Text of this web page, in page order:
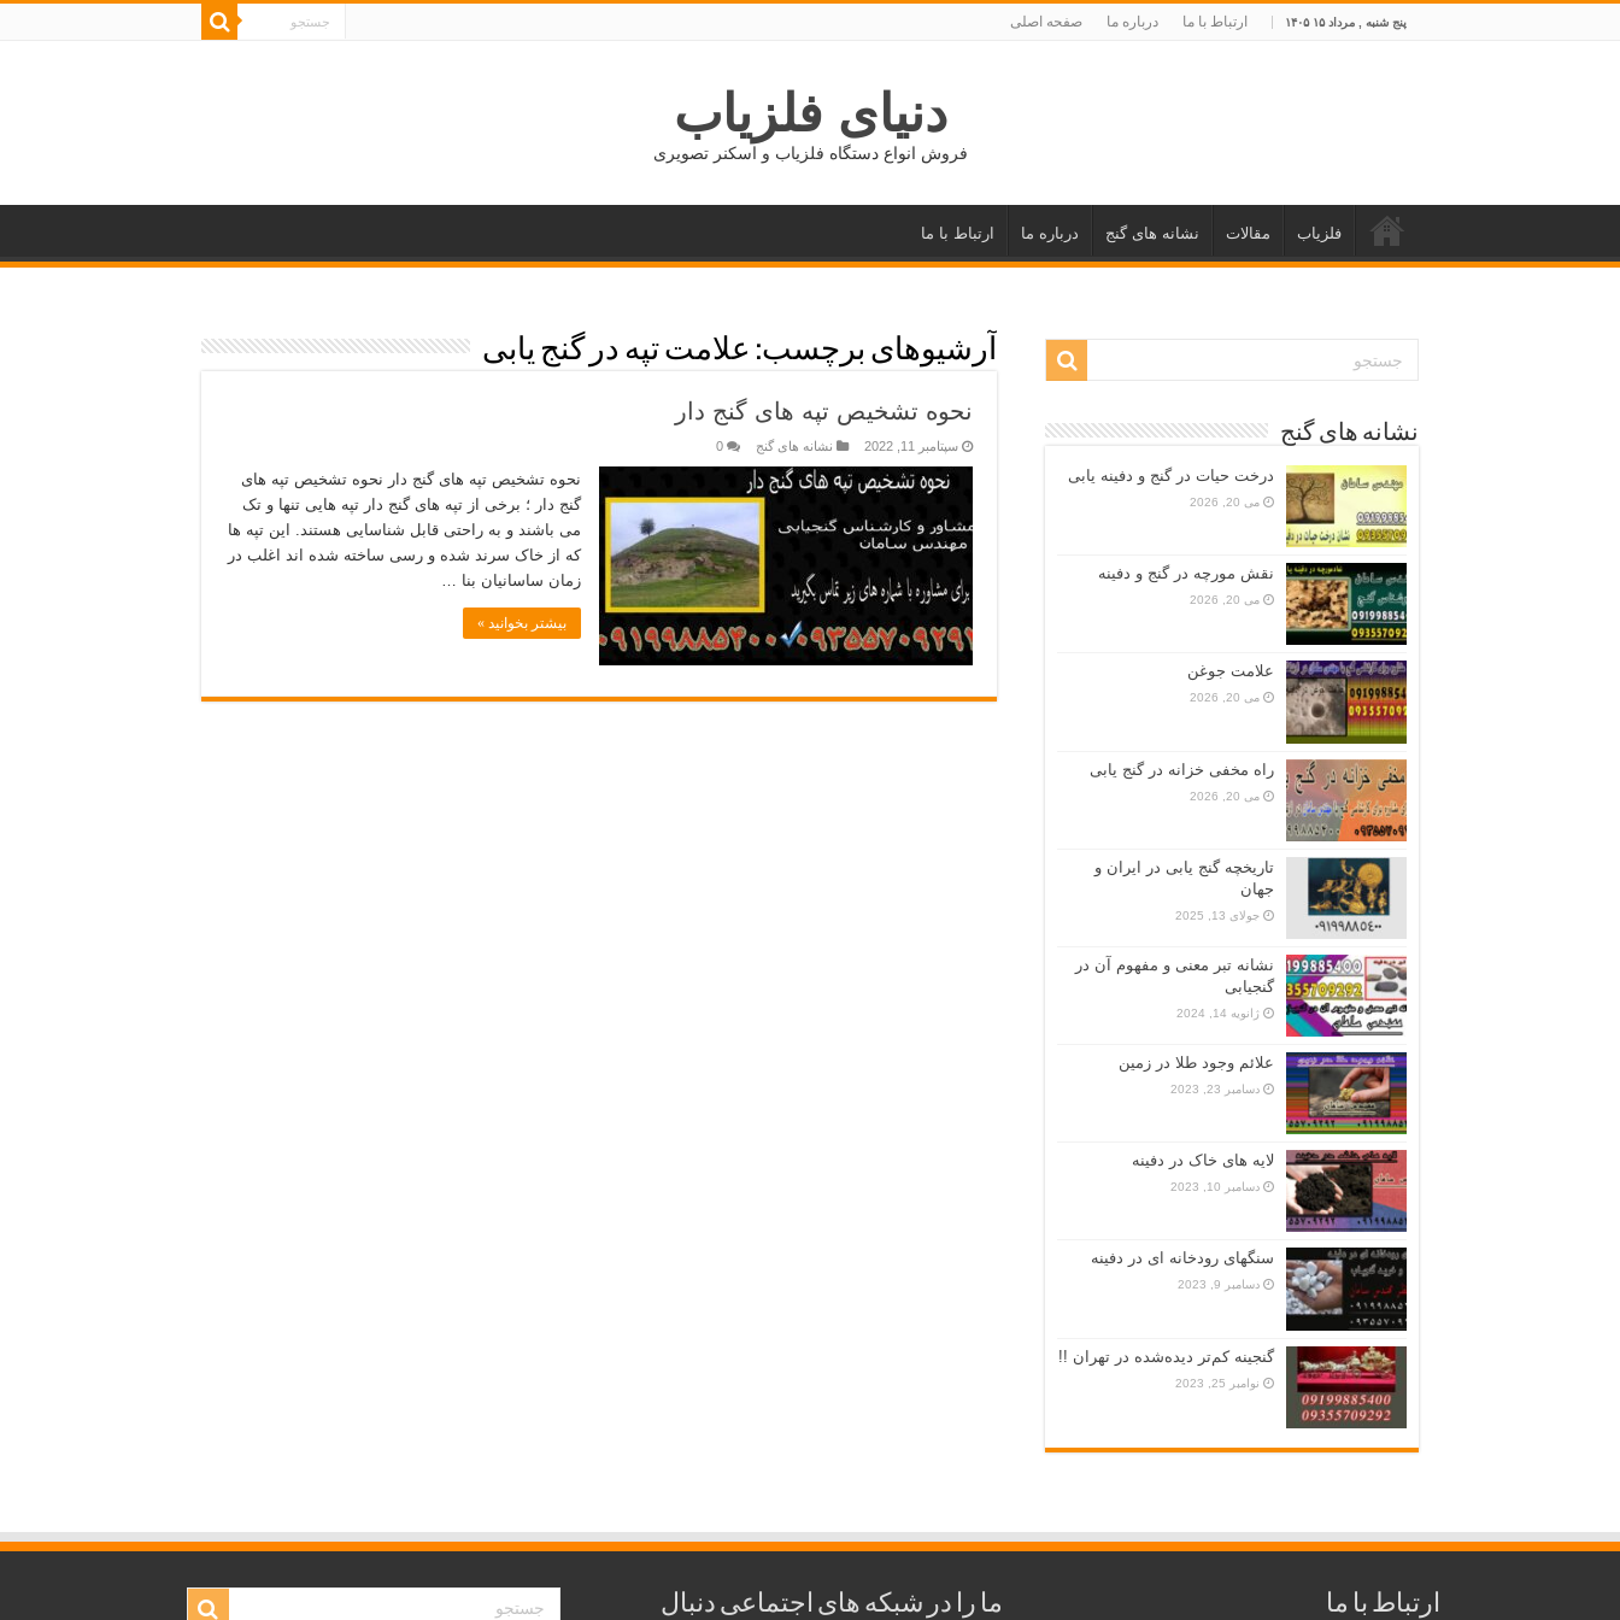
پنج شنبه , مرداد ۱۵ ۱۴۰۵ ارتباط با ما درباره ما صفحه اصلی
دنیای فلزیاب
فروش انواع دستگاه فلزیاب و اسکنر تصویری
فلزیاب مقالات نشانه های گنج درباره ما ارتباط با ما
آرشیوهای برچسب: علامت تپه در گنج یابی
نحوه تشخیص تپه های گنج دار
سپتامبر 11, 2022 نشانه های گنج 0
نحوه تشخیص تپه های گنج دار نحوه تشخیص تپه های
گنج دار ؛ برخی از تپه های گنج دار تپه هایی تنها و تک
می باشند و به راحتی قابل شناسایی هستند. این تپه ها
که از خاک سرند شده و رسی ساخته شده اند اغلب در
زمان ساسانیان بنا …
بیشتر بخوانید »
نشانه های گنج
درخت حیات در گنج و دفینه یابی
می 20, 2026
نقش مورچه در گنج و دفینه
می 20, 2026
علامت جوغن
می 20, 2026
راه مخفی خزانه در گنج یابی
می 20, 2026
تاریخچه گنج‌ یابی در ایران و
جهان
جولای 13, 2025
نشانه تبر معنی و مفهوم آن در
گنجیابی
ژانویه 14, 2024
علائم وجود طلا در زمین
دسامبر 23, 2023
لایه های خاک در دفینه
دسامبر 10, 2023
سنگهای رودخانه ای در دفینه
دسامبر 9, 2023
گنجینه کم‌تر دیده‌شده در تهران !!
نوامبر 25, 2023
ارتباط با ما ما را در شبکه های اجتماعی دنبال